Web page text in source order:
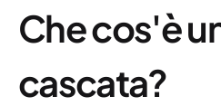
Che cos'è
cascata?